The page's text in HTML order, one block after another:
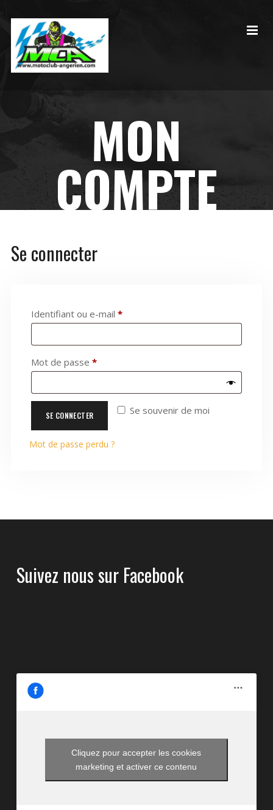
MON
COMPTE
Se connecter
Identifiant ou e-mail *
Mot de passe *
Se souvenir de moi
SE CONNECTER
Mot de passe perdu ?
Suivez nous sur Facebook
Cliquez pour accepter les cookies
marketing et activer ce contenu